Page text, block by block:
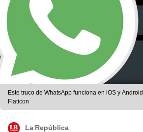
Este truco de WhatsApp funciona en iOS y
Flaticon
La República